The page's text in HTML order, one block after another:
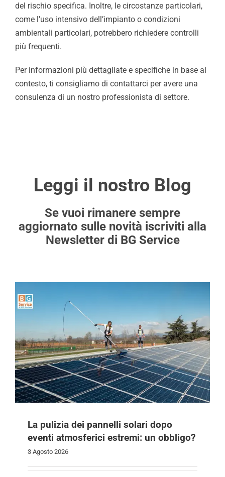
del rischio specifica. Inoltre, le circostanze particolari,
come l’uso intensivo dell’impianto o condizioni
ambientali particolari, potrebbero richiedere controlli
più frequenti.
Per informazioni più dettagliate e specifiche in base al
contesto, ti consigliamo di contattarci per avere una
consulenza di un nostro professionista di settore.
Leggi il nostro Blog
Se vuoi rimanere sempre
aggiornato sulle novità iscriviti alla
Newsletter di BG Service
La pulizia dei pannelli solari dopo
eventi atmosferici estremi: un obbligo?
3 Agosto 2026